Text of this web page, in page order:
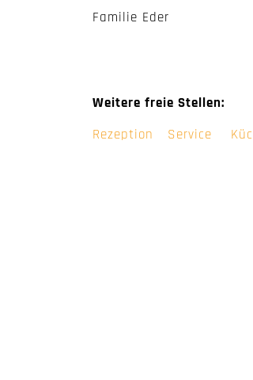
Familie Eder
Weitere freie Stellen:
Rezeption
Service